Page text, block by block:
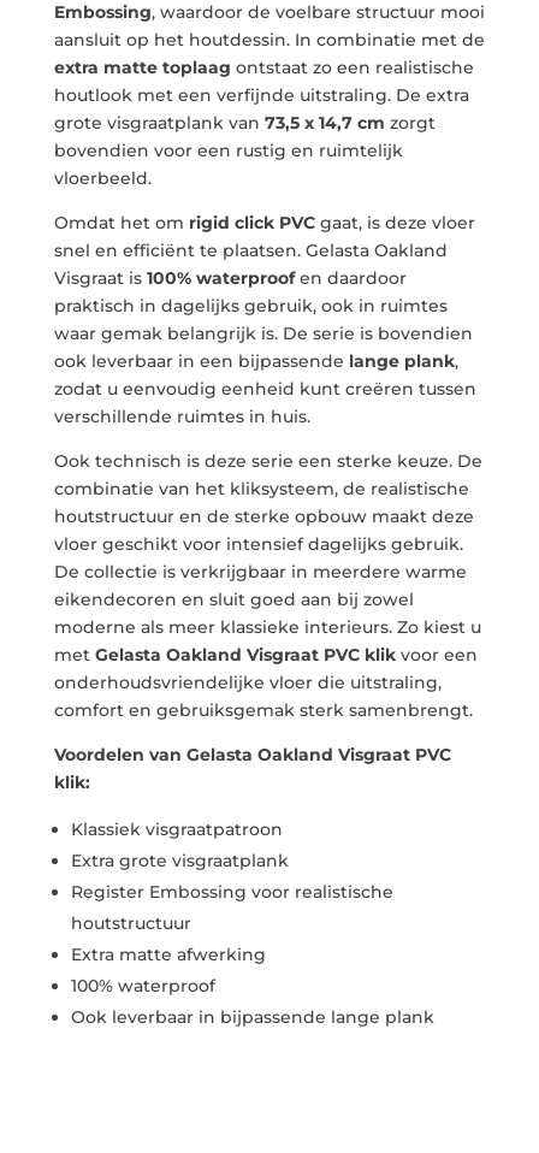
Embossing, waardoor de voelbare structuur mooi
aansluit op het houtdessin. In combinatie met de
extra matte toplaag ontstaat zo een realistische
houtlook met een verfijnde uitstraling. De extra
grote visgraatplank van 73,5 x 14,7 cm zorgt
bovendien voor een rustig en ruimtelijk
vloerbeeld.
Omdat het om rigid click PVCgaat, is deze vloer
snel en efficiënt te plaatsen. Gelasta Oakland
Visgraat is 100% waterproofen daardoor
praktisch in dagelijks gebruik, ook in ruimtes
waar gemak belangrijk is. De serie is bovendien
ook leverbaar in een bijpassende lange plank,
zodat u eenvoudig eenheid kunt creëren tussen
verschillende ruimtes in huis.
Ook technisch is deze serie een sterke keuze. De
combinatie van het klik­systeem, de realistische
houtstructuur en de sterke opbouw maakt deze
vloer geschikt voor intensief dagelijks gebruik.
De collectie is verkrijgbaar in meerdere warme
eikendecoren en sluit goed aan bij zowel
moderne als meer klassieke interieurs. Zo kiest u
met Gelasta Oakland Visgraat PVC klikvoor een
onderhoudsvriendelijke vloer die uitstraling,
comfort en gebruiksgemak sterk samenbrengt.
Voordelen van Gelasta Oakland Visgraat PVC
klik:
Klassiek visgraatpatroon
Extra grote visgraatplank
Register Embossing voor realistische
houtstructuur
Extra matte afwerking
100% waterproof
Ook leverbaar in bijpassende lange plank